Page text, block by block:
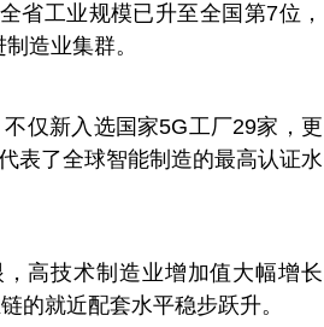
省工业规模已升至全国第7位，
造业集群。
不仅新入选国家5G工厂29家，更
表了全球智能制造的最高认证水
高技术制造业增加值大幅增长
的就近配套水平稳步跃升。